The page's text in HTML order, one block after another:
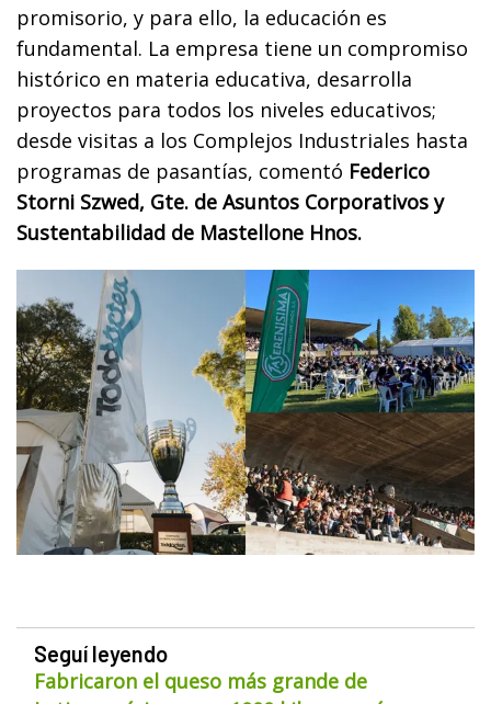
promisorio, y para ello, la educación es
fundamental. La empresa tiene un compromiso
histórico en materia educativa, desarrolla
proyectos para todos los niveles educativos;
desde visitas a los Complejos Industriales hasta
programas de pasantías, comentó Federico
Storni Szwed, Gte. de Asuntos Corporativos y
Sustentabilidad de Mastellone Hnos.
Seguí leyendo
Fabricaron el queso más grande de